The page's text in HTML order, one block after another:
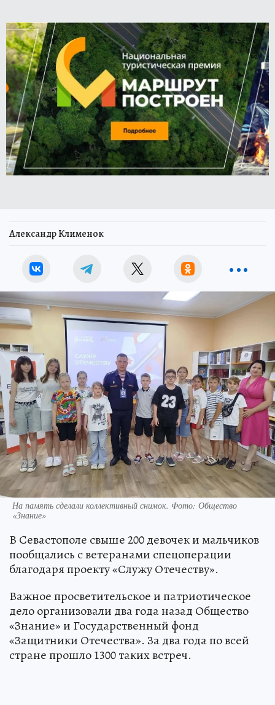
Александр Клименок
На память сделали коллективный снимок. Фото: Общество
«Знание»
В Севастополе свыше 200 девочек и мальчиков
пообщались с ветеранами спецоперации
благодаря проекту «Служу Отечеству».
Важное просветительское и патриотическое
дело организовали два года назад Общество
«Знание» и Государственный фонд
«Защитники Отечества». За два года по всей
стране прошло 1300 таких встреч.